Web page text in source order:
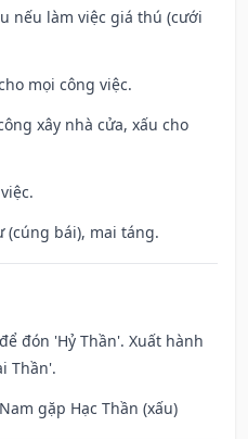
nếu làm việc giá thú (cưới
mọi công việc.
xây nhà cửa, xấu cho
(cúng bái), mai táng.
đón 'Hỷ Thần'. Xuất hành
Thần'.
gặp Hạc Thần (xấu)